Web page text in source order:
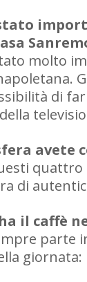
molto
di
avete
di
il caffè
parte
giornata: